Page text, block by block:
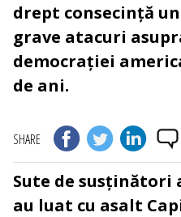
drept consecință
grave atacuri
democrației
de ani.
SHARE
Sute de susținători
au luat cu asalt